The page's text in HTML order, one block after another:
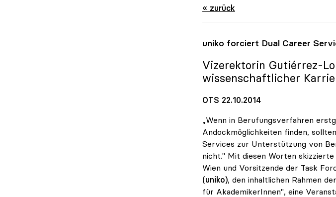
« zurück
uniko forciert Dual Career
Vizerektorin Gutiérrez-
wissenschaftlicher
OTS 22.10.2014
„Wenn in Berufungsverfahren
Andockmöglichkeiten finden,
Services zur Unterstützung von
nicht." Mit diesen Worten
Wien und Vorsitzende der Task
(uniko), den inhaltlichen Rahmen
für AkademikerInnen", eine